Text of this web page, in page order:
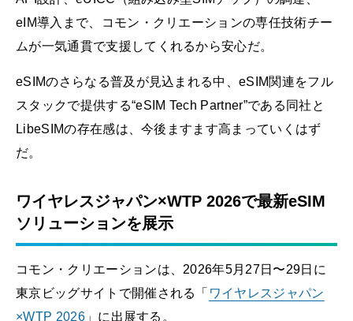
eIM導入まで、コモン・クリエーションの専任技術チー
ムが一気通貫で支援してくれるから安心だ。
eSIMのさらなる普及が見込まれる中、eSIM関連をフル
スタックで提供する“eSIM Tech Partner”である同社と
LibeSIMの存在感は、今後ますます高まっていくはず
だ。
ワイヤレスジャパン×WTP 2026で最新eSIM
ソリューションを展示
コモン・クリエーションは、2026年5月27日〜29日に
東京ビッグサイトで開催される「 ワイヤレスジャパン
×WTP 2026」に出展する。